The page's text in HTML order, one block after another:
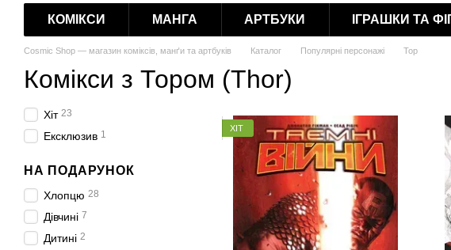
КОМІКСИ МАНГА АРТБУКИ ІГРАШКИ ТА
Cosmic Shop — магазин коміксів, манґи та артбуків Каталог Популярні персонажі Тор
Комікси з Тором (Thor)
ХІТ
Хіт 23
Ексклюзив 1
НА ПОДАРУНОК
Хлопцю 28
Дівчині 7
Дитині 2